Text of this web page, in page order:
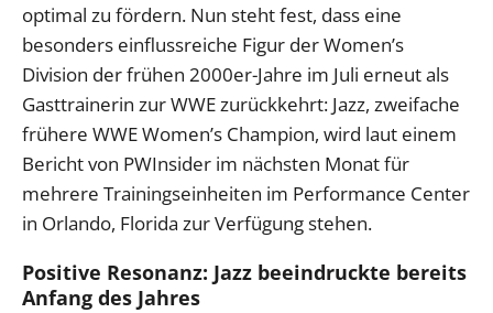
optimal zu fördern. Nun steht fest, dass eine
besonders einflussreiche Figur der Women’s
Division der frühen 2000er-Jahre im Juli erneut als
Gasttrainerin zur WWE zurückkehrt: Jazz, zweifache
frühere WWE Women’s Champion, wird laut einem
Bericht von PWInsider im nächsten Monat für
mehrere Trainingseinheiten im Performance Center
in Orlando, Florida zur Verfügung stehen.
Positive Resonanz: Jazz beeindruckte bereits
Anfang des Jahres